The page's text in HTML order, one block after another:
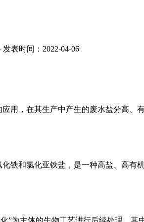
发表时间：2022-04-06
用，在其生产中产生的废水盐分高、
铁和氯化亚铁盐，是一种高盐、高
”为主体的生物工艺进行后续处理，